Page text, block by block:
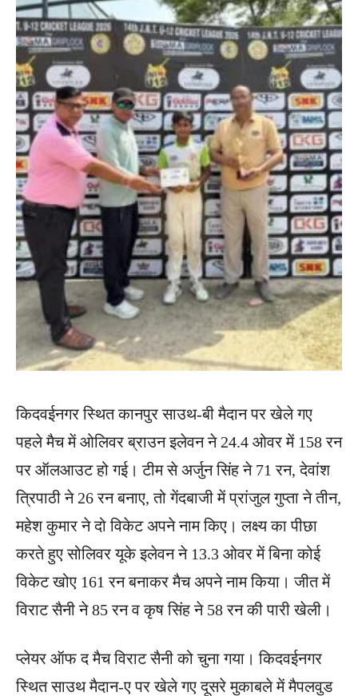
किदवईनगर स्थित कानपुर साउथ-बी मैदान पर खेले गए
पहले मैच में ओलिवर ब्राउन इलेवन ने 24.4 ओवर में 158 रन
पर ऑलआउट हो गई। टीम से अर्जुन सिंह ने 71 रन, देवांश
त्रिपाठी ने 26 रन बनाए, तो गेंदबाजी में प्रांजुल गुप्ता ने तीन,
महेश कुमार ने दो विकेट अपने नाम किए। लक्ष्य का पीछा
करते हुए सोलिवर यूके इलेवन ने 13.3 ओवर में बिना कोई
विकेट खोए 161 रन बनाकर मैच अपने नाम किया। जीत में
विराट सैनी ने 85 रन व कृष सिंह ने 58 रन की पारी खेली।
प्लेयर ऑफ द मैच विराट सैनी को चुना गया। किदवईनगर
स्थित साउथ मैदान-ए पर खेले गए दूसरे मुकाबले में मैपलवुड